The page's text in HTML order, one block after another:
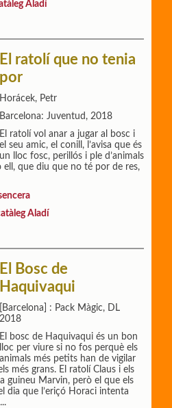
Aladí
El ratolí que no tenia
por
Horácek, Petr
Barcelona: Juventud, 2018
El ratolí vol anar a jugar al bosc i
el seu amic, el conill, l’avisa que és
un lloc fosc, perillós i ple d’animals
ell, que diu que no té por de res,
Aladí
El Bosc de
Haquivaqui
[Barcelona] : Pack Màgic, DL
2018
El bosc de Haquivaqui és un bon
lloc per viure si no fos perquè els
animals més petits han de vigilar
més grans. El ratolí Claus i els
guineu Marvin, però el que els
dia que l’eriçó Horaci intenta